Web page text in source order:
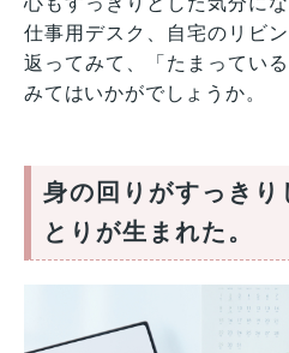
仕事用デスク、自宅のリビ
返ってみて、「たまってい
みてはいかがでしょうか。
身の回りがすっきり
とりが生まれた。